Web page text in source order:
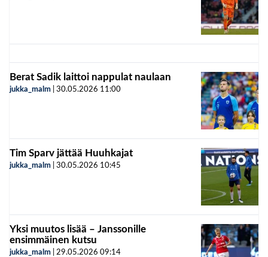
Berat Sadik laittoi nappulat naulaan
jukka_malm 30.05.2026 11:00
Tim Sparv jättää Huuhkajat
jukka_malm 30.05.2026 10:45
Yksi muutos lisää – Janssonille
ensimmäinen kutsu
jukka_malm 29.05.2026 09:14